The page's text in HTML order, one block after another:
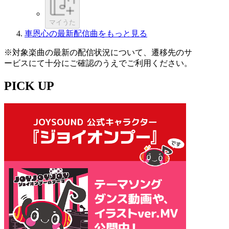
マイうた
車恩心の最新配信曲をもっと見る
※対象楽曲の最新の配信状況について、遷移先のサ
ービスにて十分にご確認のうえでご利用ください。
PICK UP